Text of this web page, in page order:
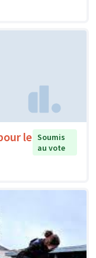
le Soumis
au vote